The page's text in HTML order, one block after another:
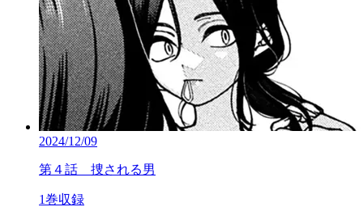
2024/12/09
第４話 捜される男
1巻収録